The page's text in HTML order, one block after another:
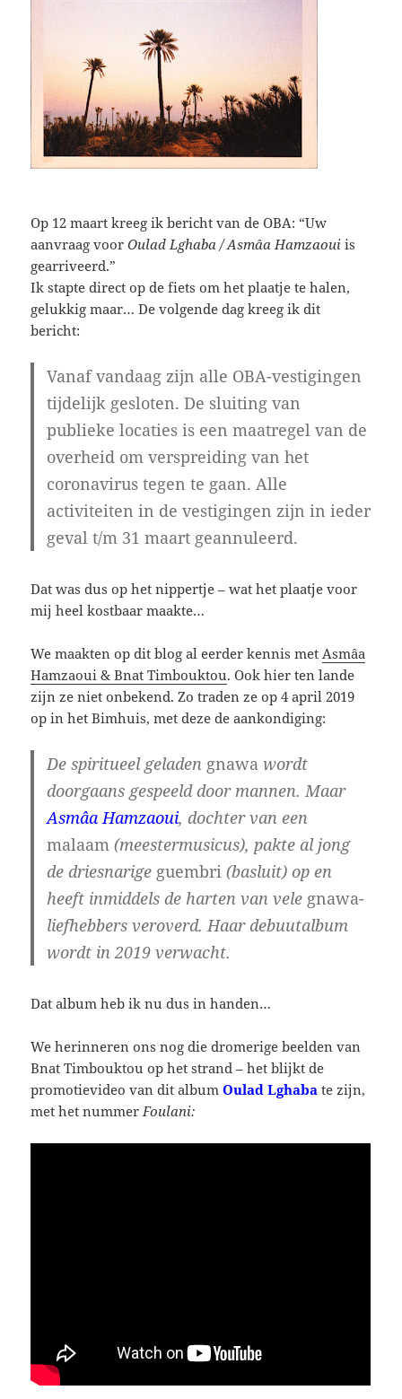
Op 12 maart kreeg ik bericht van de OBA: “Uw
aanvraag voorOulad Lghaba / Asmâa Hamzaoui is
gearriveerd.”
Ik stapte direct op de fiets om het plaatje te halen,
gelukkig maar… De volgende dag kreeg ik dit
bericht:
Vanaf vandaag zijn alle OBA-vestigingen
tijdelijk gesloten. De sluiting van
publieke locaties is een maatregel van de
overheid om verspreiding van het
coronavirus tegen te gaan. Alle
activiteiten in de vestigingen zijn in ieder
geval t/m 31 maart geannuleerd.
Dat was dus op het nippertje – wat het plaatje voor
mij heel kostbaar maakte…
We maakten op dit blog al eerder kennis metAsmâa
Hamzaoui & Bnat Timbouktou. Ook hier ten lande
zijn ze niet onbekend. Zo traden ze op 4 april 2019
op in het Bimhuis, met deze de aankondiging:
De spiritueel geladen gnawa wordt
doorgaans gespeeld door mannen. Maar
Asmâa Hamzaoui, dochter van een
malaam (meestermusicus), pakte al jong
de driesnarige guembri (basluit) op en
heeft inmiddels de harten van vele gnawa-
liefhebbers veroverd. Haar debuutalbum
wordt in 2019 verwacht.
Dat album heb ik nu dus in handen…
We herinneren ons nog die dromerige beelden van
Bnat Timbouktou op het strand – het blijkt de
promotievideo van dit albumOulad Lghaba te zijn,
met het nummerFoulani: